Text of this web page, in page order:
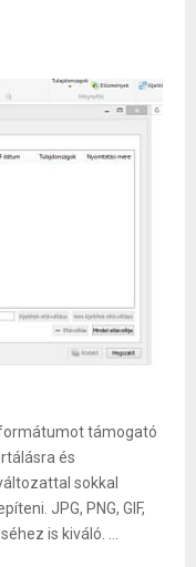
támogató
és
sokkal
JPG, PNG, GIF,
is kiváló. ...